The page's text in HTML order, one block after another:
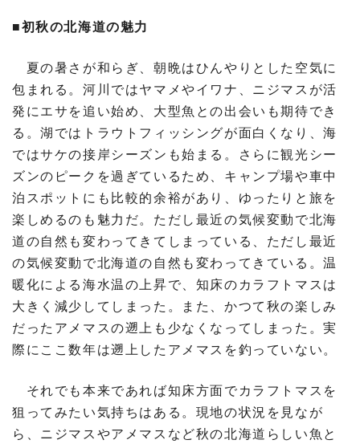
■初秋の北海道の魅力
夏の暑さが和らぎ、朝晩はひんやりとした空気に
包まれる。河川ではヤマメやイワナ、ニジマスが活
発にエサを追い始め、大型魚との出会いも期待でき
る。湖ではトラウトフィッシングが面白くなり、海
ではサケの接岸シーズンも始まる。さらに観光シー
ズンのピークを過ぎているため、キャンプ場や車中
泊スポットにも比較的余裕があり、ゆったりと旅を
楽しめるのも魅力だ。ただし最近の気候変動で北海
道の自然も変わってきてしまっている、ただし最近
の気候変動で北海道の自然も変わってきている。温
暖化による海水温の上昇で、知床のカラフトマスは
大きく減少してしまった。また、かつて秋の楽しみ
だったアメマスの遡上も少なくなってしまった。実
際にここ数年は遡上したアメマスを釣っていない。
それでも本来であれば知床方面でカラフトマスを
狙ってみたい気持ちはある。現地の状況を見なが
ら、ニジマスやアメマスなど秋の北海道らしい魚と